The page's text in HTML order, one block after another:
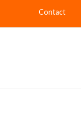
Contact